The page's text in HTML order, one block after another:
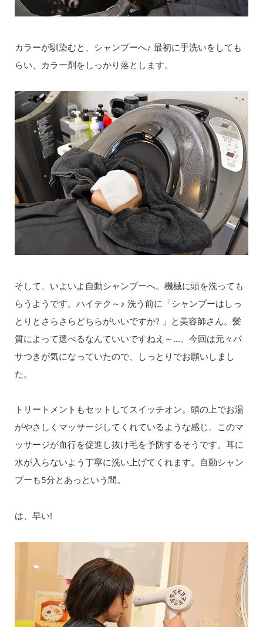
カラーが馴染むと、シャンプーへ♪ 最初に手洗いをしても
らい、カラー剤をしっかり落とします。
そして、いよいよ自動シャンプーへ。機械に頭を洗っても
らうようです。ハイテク～♪ 洗う前に「シャンプーはしっ
とりとさらさらどちらがいいですか? 」と美容師さん。髪
質によって選べるなんていいですねえ～…。今回は元々パ
サつきが気になっていたので、しっとりでお願いしまし
た。
トリートメントもセットしてスイッチオン。頭の上でお湯
がやさしくマッサージしてくれているような感じ。このマ
ッサージが血行を促進し抜け毛を予防するそうです。耳に
水が入らないよう丁寧に洗い上げてくれます。自動シャン
プーも5分とあっという間。
は、早い!